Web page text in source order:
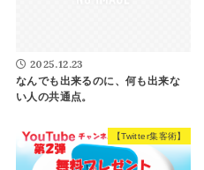
2025.12.23
なんでも出来るのに、何も出来な
い人の共通点。
【Twitter集客術】